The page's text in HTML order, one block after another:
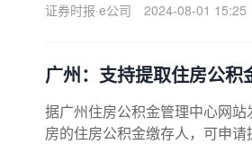
证券时报·e公司
2024-08-01 15:25
广州：支持提取住房公积
据广州住房公积金管理中心网
房的住房公积金缴存人，可申